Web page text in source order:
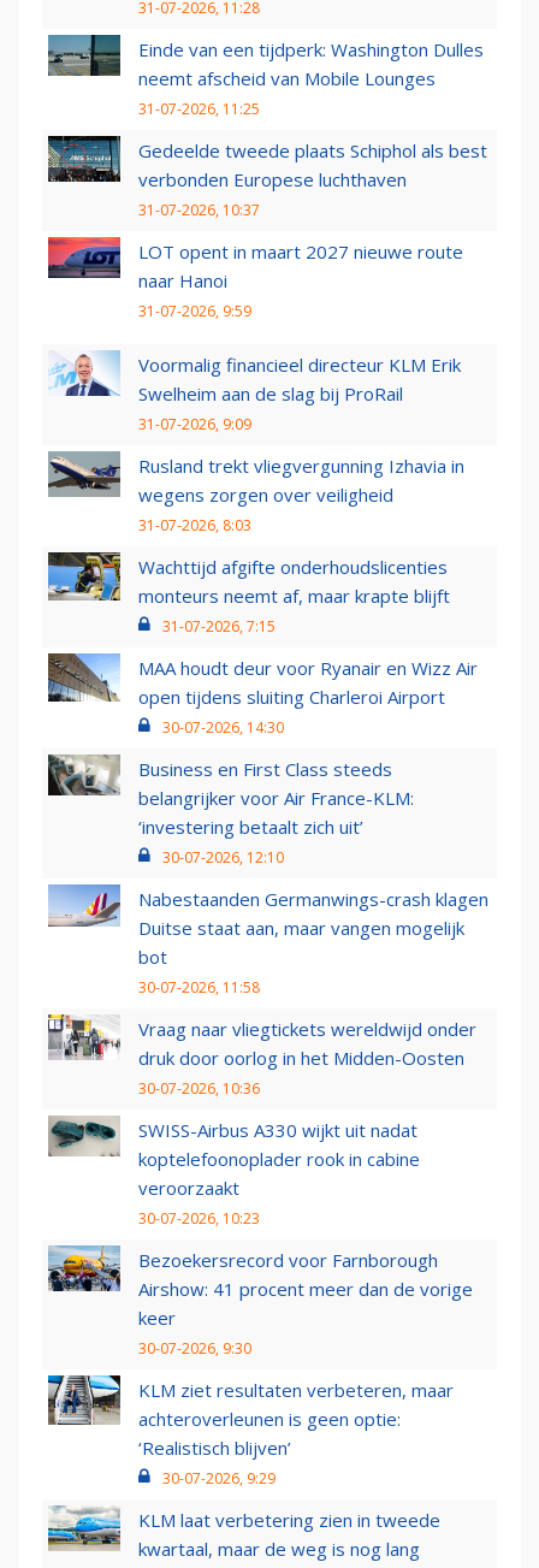
31-07-2026, 11:28
Einde van een tijdperk: Washington Dulles
neemt afscheid van Mobile Lounges
31-07-2026, 11:25
Gedeelde tweede plaats Schiphol als best
verbonden Europese luchthaven
31-07-2026, 10:37
LOT opent in maart 2027 nieuwe route
naar Hanoi
31-07-2026, 9:59
Voormalig financieel directeur KLM Erik
Swelheim aan de slag bij ProRail
31-07-2026, 9:09
Rusland trekt vliegvergunning Izhavia in
wegens zorgen over veiligheid
31-07-2026, 8:03
Wachttijd afgifte onderhoudslicenties
monteurs neemt af, maar krapte blijft
31-07-2026, 7:15
MAA houdt deur voor Ryanair en Wizz Air
open tijdens sluiting Charleroi Airport
30-07-2026, 14:30
Business en First Class steeds
belangrijker voor Air France-KLM:
‘investering betaalt zich uit’
30-07-2026, 12:10
Nabestaanden Germanwings-crash klagen
Duitse staat aan, maar vangen mogelijk
bot
30-07-2026, 11:58
Vraag naar vliegtickets wereldwijd onder
druk door oorlog in het Midden-Oosten
30-07-2026, 10:36
SWISS-Airbus A330 wijkt uit nadat
koptelefoonoplader rook in cabine
veroorzaakt
30-07-2026, 10:23
Bezoekersrecord voor Farnborough
Airshow: 41 procent meer dan de vorige
keer
30-07-2026, 9:30
KLM ziet resultaten verbeteren, maar
achteroverleunen is geen optie:
‘Realistisch blijven’
30-07-2026, 9:29
KLM laat verbetering zien in tweede
kwartaal, maar de weg is nog lang